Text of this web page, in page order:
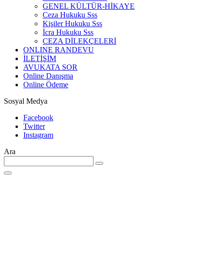
GENEL KÜLTÜR-HİKAYE
Ceza Hukuku Sss
Kişiler Hukuku Sss
İcra Hukuku Sss
CEZA DİLEKÇELERİ
ONLINE RANDEVU
İLETİŞİM
AVUKATA SOR
Online Danışma
Online Ödeme
Sosyal Medya
Facebook
Twitter
Instagram
Ara